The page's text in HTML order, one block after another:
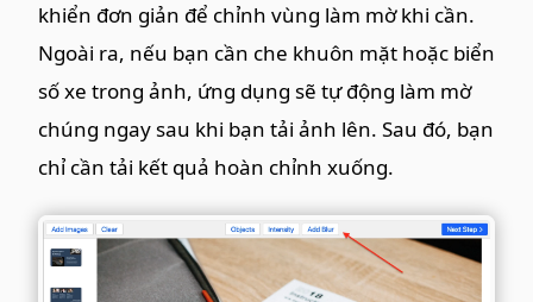
khiển đơn giản để chỉnh vùng làm mờ khi cần.
Ngoài ra, nếu bạn cần che khuôn mặt hoặc biển
số xe trong ảnh, ứng dụng sẽ tự động làm mờ
chúng ngay sau khi bạn tải ảnh lên. Sau đó, bạn
chỉ cần tải kết quả hoàn chỉnh xuống.